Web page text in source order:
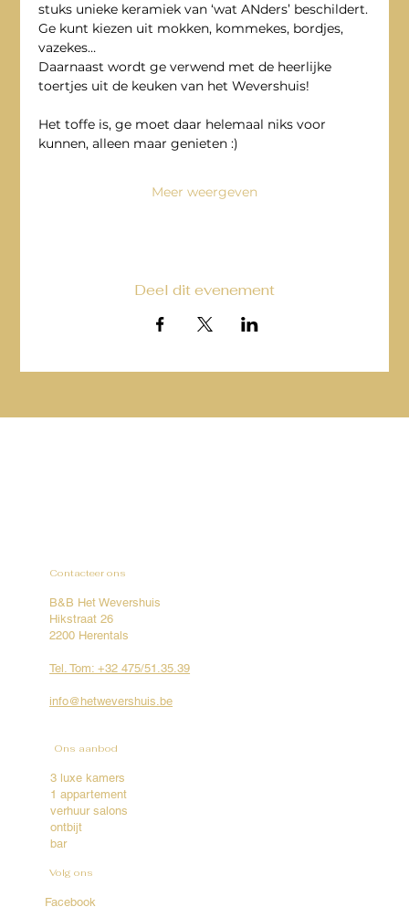
stuks unieke keramiek van ‘wat ANders’ beschildert.
Ge kunt kiezen uit mokken, kommekes, bordjes,
vazekes…
Daarnaast wordt ge verwend met de heerlijke
toertjes uit de keuken van het Wevershuis!
Het toffe is, ge moet daar helemaal niks voor
kunnen, alleen maar genieten :)
Meer weergeven
Deel dit evenement
Contacteer ons
B&B Het Wevershuis
Hikstraat 26
2200 Herentals
Tel. Tom: +32 475/51.35.39
info@hetwevershuis.be
Ons aanbod
3 luxe kamers
1 appartement
verhuur salons
ontbijt
bar
Volg ons
Facebook